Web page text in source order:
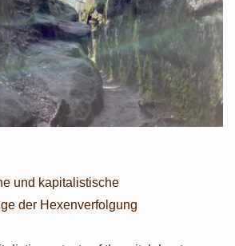
und kapitalistische
der Hexenverfolgung